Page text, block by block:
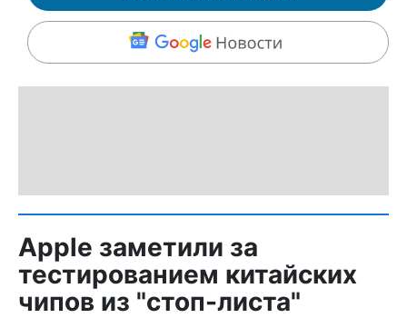
Apple заметили за
тестированием китайских
чипов из "стоп-листа"